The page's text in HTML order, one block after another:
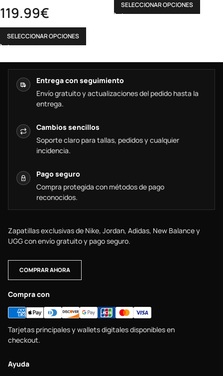
119.99€
SELECCIONAR OPCIONES
SELECCIONAR OPCIONES
Entrega con seguimiento
Envío gratuito y actualizaciones del pedido hasta la
entrega.
Cambios sencillos
Soporte claro para tallas, pedidos y cualquier
incidencia.
Pago seguro
Compra protegida con métodos de pago
reconocidos.
Zapatillas exclusivas de Nike, Jordan, Adidas, New Balance y
UGG con envío gratuito y pago seguro.
COMPRAR AHORA
Compra con
Tarjetas principales y wallets digitales disponibles en
checkout.
Ayuda